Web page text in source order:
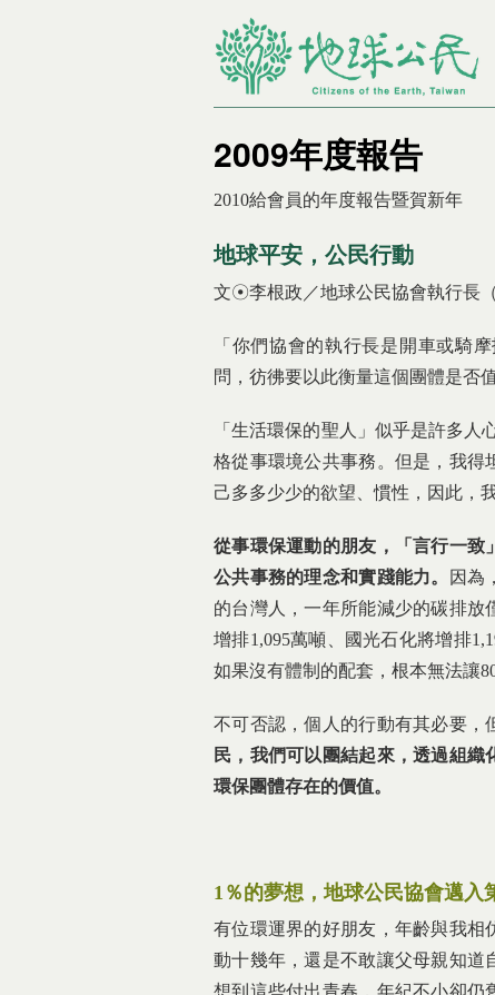
2009年度報告
您在這裡
2010給會員的年度報告暨賀新年
地球平安，公民行動
文☉李根政／地球公民協會執行長（
「你們協會的執行長是開車或騎
問，彷彿要以此衡量這個團體是否
「生活環保的聖人」似乎是許多
格從事環境公共事務。但是，我得
己多多少少的欲望、慣性，因此，
從事環保運動的朋友，「言行一致
公共事務的理念和實踐能力。
因為
的台灣人，一年所能減少的碳排放
增排1,095萬噸、國光石化將增排
如果沒有體制的配套，根本無法讓
不可否認，個人的行動有其必要，
民，我們可以團結起來，透過組
環保團體存在的價值。
1 ％的夢想，地球公民協會邁入
有位環運界的好朋友，年齡與我相
動十幾年，還是不敢讓父母親知道
想到這些付出青春，年紀不小卻仍